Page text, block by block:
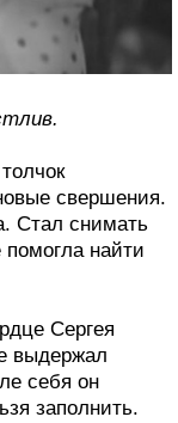
свершения.
Стал снимать
помогла найти
Сергея
выдержал
себя он
заполнить.